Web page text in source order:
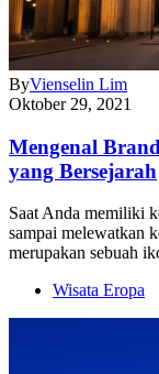
ByVienselin Lim
Oktober 29, 2021
Mengenal
yang Bersejarah
Saat Anda memiliki
sampai melewatkan
merupakan sebuah
Wisata Eropa